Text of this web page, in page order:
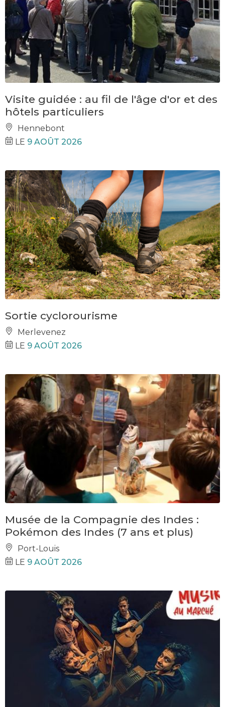
Visite guidée : au fil de l'âge d'or et des
hôtels particuliers
Hennebont
LE 9 AOÛT 2026
Sortie cyclorourisme
Merlevenez
LE 9 AOÛT 2026
Musée de la Compagnie des Indes :
Pokémon des Indes (7 ans et plus)
Port-Louis
LE 9 AOÛT 2026